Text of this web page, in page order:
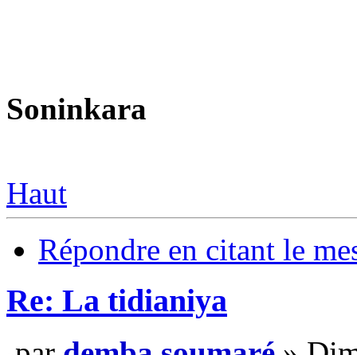
Soninkara
Haut
Répondre en citant le
Re: La tidianiya